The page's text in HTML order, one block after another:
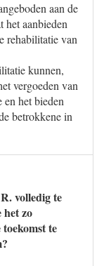
aan de
het aanbieden
rehabilitatie van
kunnen,
vergoeden van
en het bieden
betrokkene in
volledig te
het zo
te